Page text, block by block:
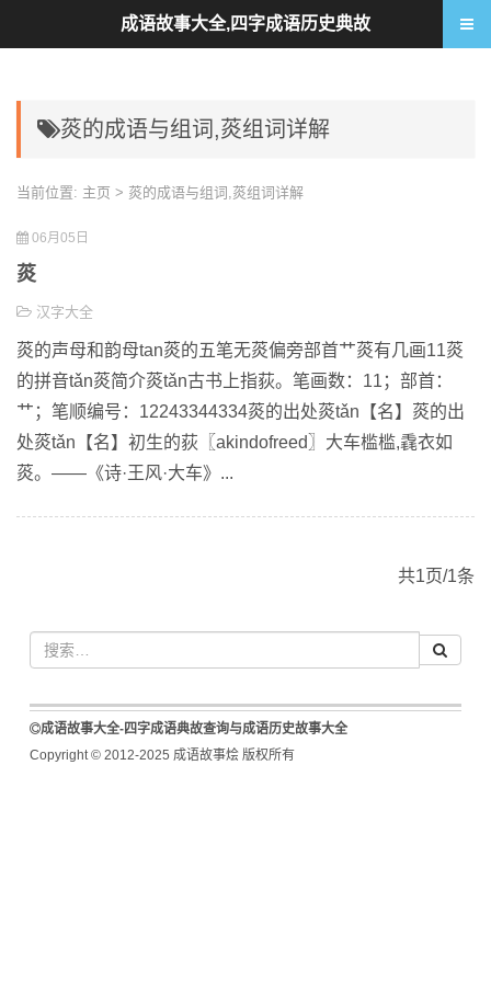
菼的成语与组词,菼组词详解
当前位置: 主页 > 菼的成语与组词,菼组词详解
06月05日
菼
汉字大全
菼的声母和韵母tan菼的五笔无菼偏旁部首艹菼有几画11菼
的拼音tǎn菼简介菼tǎn古书上指荻。笔画数：11；部首：
艹；笔顺编号：12243344334菼的出处菼tǎn【名】菼的出
处菼tǎn【名】初生的荻〖akindofreed〗大车槛槛,毳衣如
菼。——《诗·王风·大车》...
共1页/1条
成语故事大全-四字成语典故查询与成语历史故事大全
Copyright © 2012-2025 成语故事烩 版权所有
成语故事大全,四字成语历史典故